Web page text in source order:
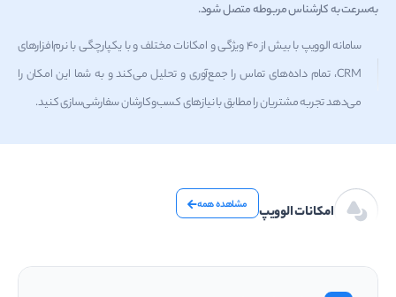
به‌سرعت به کارشناس مربوطه متصل شود.
سامانه الوویپ با بیش از 40 ویژگی و امکانات مختلف و با یکپارچگی با نرم‌افزارهای
CRM، تمام داده‌های تماس را جمع‌آوری و تحلیل می‌کند و به شما این امکان را
می‌دهد تجربه مشتریان را مطابق با نیازهای کسب‌وکارشان سفارشی‌سازی کنید.
امکانات الوویپ مشاهده همه